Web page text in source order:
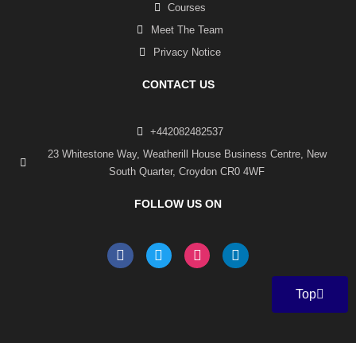
Courses
Meet The Team
Privacy Notice
CONTACT US
+442082482537
23 Whitestone Way, Weatherill House Business Centre, New
South Quarter, Croydon CR0 4WF
FOLLOW US ON
F
a
T
w
I
n
L
i
Top